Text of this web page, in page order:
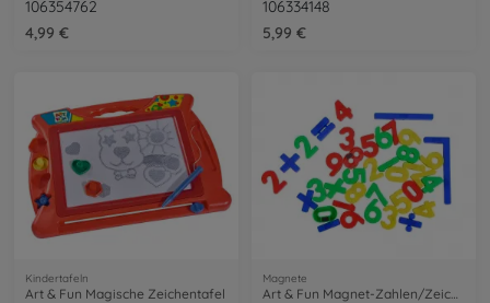
106354762
4,99 €
106334148
5,99 €
Kindertafeln
Art & Fun Magische Zeichentafel
Magnete